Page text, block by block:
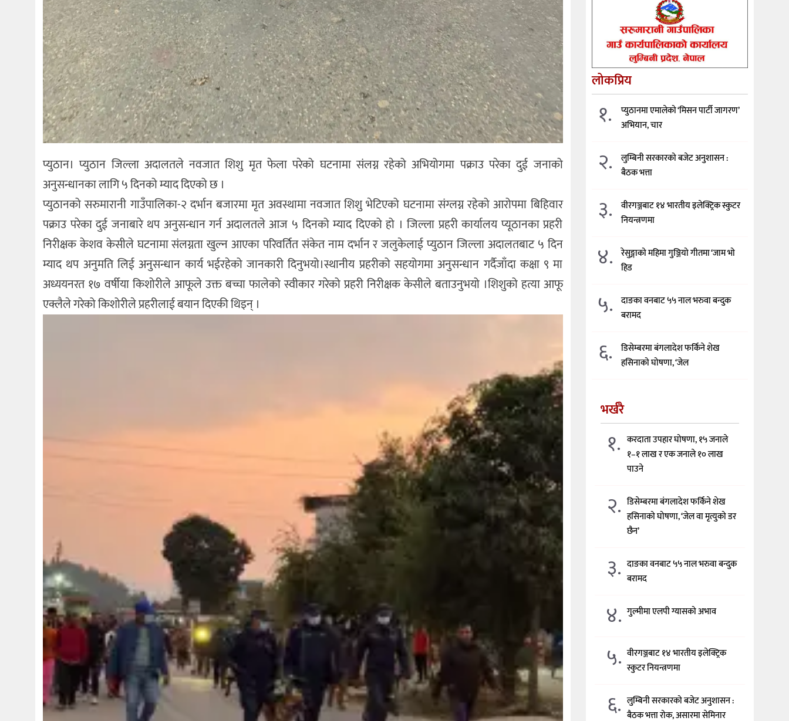
प्युठान। प्युठान जिल्ला अदालतले नवजात शिशु मृत फेला परेको घटनामा संलग्न रहेको अभियोगमा पक्राउ परेका दुई जनाको
अनुसन्धानका लागि ५ दिनको म्याद दिएको छ ।
प्युठानको सरुमारानी गाउँपालिका-२ दर्भान बजारमा मृत अवस्थामा नवजात शिशु भेटिएको घटनामा संग्लग्न रहेको आरोपमा बिहिवार
पक्राउ परेका दुई जनाबारे थप अनुसन्धान गर्न अदालतले आज ५ दिनको म्याद दिएको हो । जिल्ला प्रहरी कार्यालय प्यूठानका प्रहरी
निरीक्षक केशव केसीले घटनामा संलग्नता खुल्न आएका परिवर्तित संकेत नाम दर्भान र जलुकेलाई प्युठान जिल्ला अदालतबाट ५ दिन
म्याद थप अनुमति लिई अनुसन्धान कार्य भईरहेको जानकारी दिनुभयो।स्थानीय प्रहरीको सहयोगमा अनुसन्धान गर्दैजाँदा कक्षा ९ मा
अध्ययनरत १७ वर्षीया किशोरीले आफूले उक्त बच्चा फालेको स्वीकार गरेको प्रहरी निरीक्षक केसीले बताउनुभयो ।शिशुको हत्या आफू
एक्लैले गरेको किशोरीले प्रहरीलाई बयान दिएकी थिइन् ।
लोकप्रिय
१.
प्युठानमा एमालेको ‘मिसन पार्टी जागरण’
अभियान, चार
२.
लुम्बिनी सरकारको बजेट अनुशासन :
बैठक भत्ता
३.
वीरगञ्जबाट १४ भारतीय इलेक्ट्रिक स्कुटर
नियन्त्रणमा
४.
रेसुङ्गाको महिमा गुञ्जियो गीतमा ‘जाम भो
हिड
५.
दाङका वनबाट ५५ नाल भरुवा बन्दुक
बरामद
६.
डिसेम्बरमा बंगलादेश फर्किने शेख
हसिनाको घोषणा, ‘जेल
भर्खरै
१. करदाता उपहार घोषणा, १५ जनाले
१–१ लाख र एक जनाले १० लाख
पाउने
२. डिसेम्बरमा बंगलादेश फर्किने शेख
हसिनाको घोषणा, ‘जेल वा मृत्युको डर
छैन’
३. दाङका वनबाट ५५ नाल भरुवा बन्दुक
बरामद
४. गुल्मीमा एलपी ग्यासको अभाव
५. वीरगञ्जबाट १४ भारतीय इलेक्ट्रिक
स्कुटर नियन्त्रणमा
६. लुम्बिनी सरकारको बजेट अनुशासन :
बैठक भत्ता रोक, असारमा सेमिनार